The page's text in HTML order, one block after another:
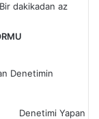
Bir dakikadan az
Denetimin
Denetimi Yapan